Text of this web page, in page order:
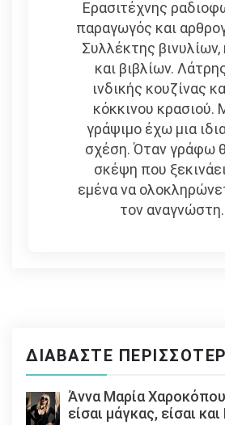
Ερασιτέχνης
παραγωγός και
Συλλέκτης βινυλίων,
και βιβλίων.
ινδικής κουζίνας
κόκκινου κρασιού.
γράψιμο έχω μια
σχέση. Όταν γράφω
σκέψη που
εμένα να
τον
ΔΙΑΒΆΣΤΕ
Άννα Μαρία
είσαι μάγκας, είσαι